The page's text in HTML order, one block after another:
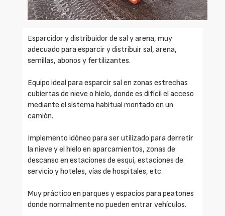
Esparcidor y distribuidor de sal y arena, muy
adecuado para esparcir y distribuir sal, arena,
semillas, abonos y fertilizantes.
Equipo ideal para esparcir sal en zonas estrechas
cubiertas de nieve o hielo, donde es difícil el acceso
mediante el sistema habitual montado en un
camión.
Implemento idóneo para ser utilizado para derretir
la nieve y el hielo en aparcamientos, zonas de
descanso en estaciones de esquí, estaciones de
servicio y hoteles, vías de hospitales, etc.
Muy práctico en parques y espacios para peatones
donde normalmente no pueden entrar vehículos.